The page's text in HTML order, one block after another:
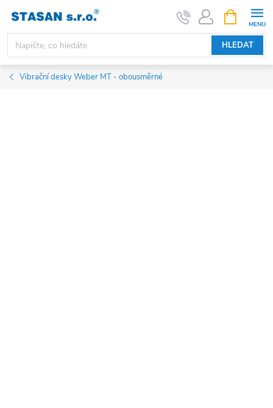
obsah
HLEDAT
NÁKUPNÍ
KOŠÍK
Vibrační desky Weber MT - obousměrné